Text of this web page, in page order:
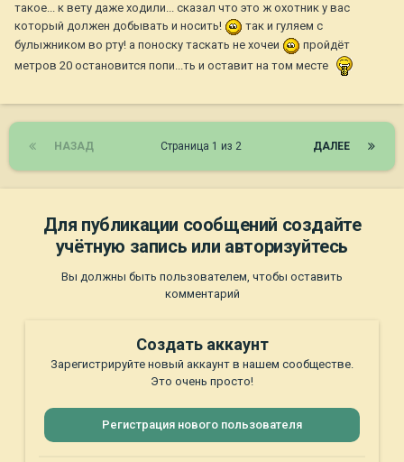
такое... к вету даже ходили... сказал что это ж охотник у вас
который должен добывать и носить!
так и гуляем с
булыжником во рту! а поноску таскать не хочеи
пройдёт
метров 20 остановится попи...ть и оставит на том месте
НАЗАД ДАЛЕЕ
Страница 1 из 2
Для публикации сообщений создайте
учётную запись или авторизуйтесь
Вы должны быть пользователем, чтобы оставить
комментарий
Создать аккаунт
Зарегистрируйте новый аккаунт в нашем сообществе.
Это очень просто!
Регистрация нового пользователя